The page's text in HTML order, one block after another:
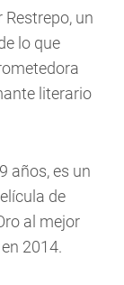
Restrepo, un
lo que
literario
años, es un
de
al mejor
2014.